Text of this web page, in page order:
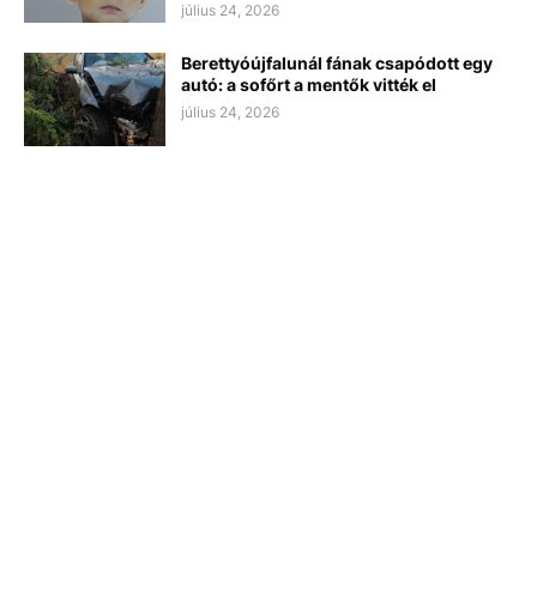
július 24, 2026
Berettyóújfalunál fának csapódott egy
autó: a sofőrt a mentők vitték el
július 24, 2026